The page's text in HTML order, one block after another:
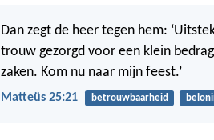
Dan zegt de heer tegen hem:
trouw gezorgd voor een klein
zaken. Kom nu naar mijn feest.’
Matteüs 25:21 betrouwbaarheid